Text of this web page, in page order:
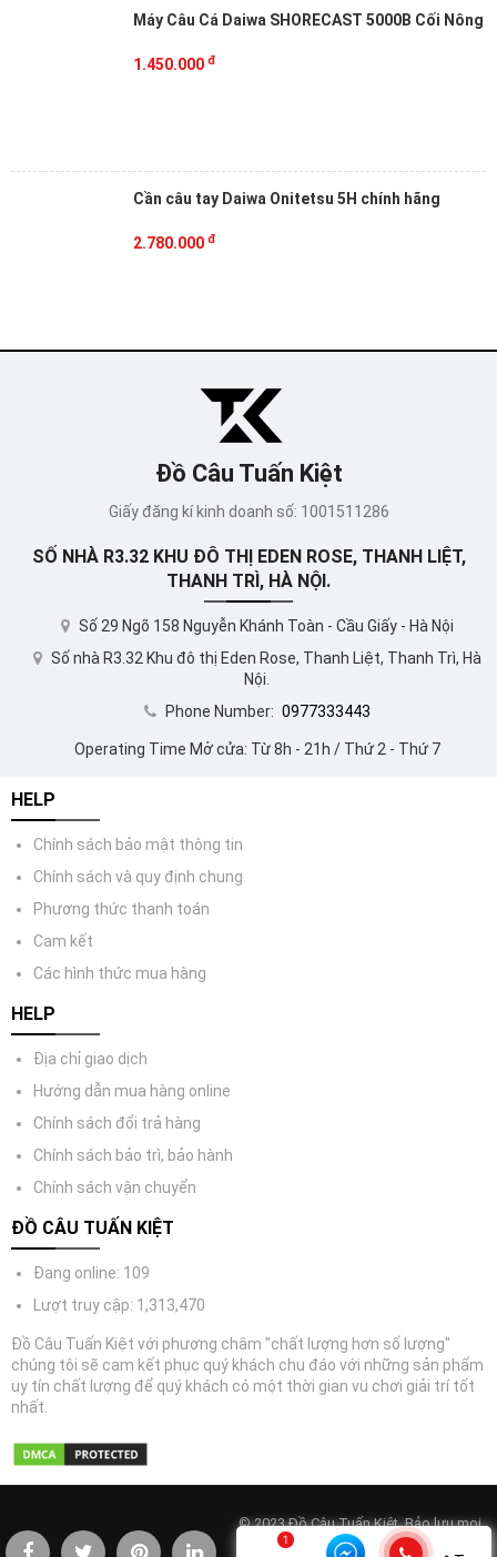
Máy Câu Cá Daiwa SHORECAST 5000B Cối Nông
1.450.000 đ
Cần câu tay Daiwa Onitetsu 5H chính hãng
2.780.000 đ
Đồ Câu Tuấn Kiệt
Giấy đăng kí kinh doanh số: 1001511286
SỐ NHÀ R3.32 KHU ĐÔ THỊ EDEN ROSE, THANH LIỆT,
THANH TRÌ, HÀ NỘI.
Số 29 Ngõ 158 Nguyễn Khánh Toàn - Cầu Giấy - Hà Nội
Số nhà R3.32 Khu đô thị Eden Rose, Thanh Liệt, Thanh Trì, Hà
Nội.
Phone Number: 0977333443
Operating Time Mở cửa: Từ 8h - 21h / Thứ 2 - Thứ 7
HELP
Chính sách bảo mật thông tin
Chính sách và quy định chung
Phương thức thanh toán
Cam kết
Các hình thức mua hàng
HELP
Địa chỉ giao dịch
Hướng dẫn mua hàng online
Chính sách đổi trả hàng
Chính sách bảo trì, bảo hành
Chính sách vận chuyển
ĐỒ CÂU TUẤN KIỆT
Đang online: 109
Lượt truy cập: 1,313,470
Đồ Câu Tuấn Kiệt với phương châm "chất lượng hơn số lượng"
chúng tôi sẽ cam kết phục quý khách chu đáo với những sản phẩm
uy tín chất lượng để quý khách có một thời gian vu chơi giải trí tốt
nhất.
© 2023 Đồ Câu Tuấn Kiệt. Bảo lưu mọi
quyền. Điện thoại: 0977333443.